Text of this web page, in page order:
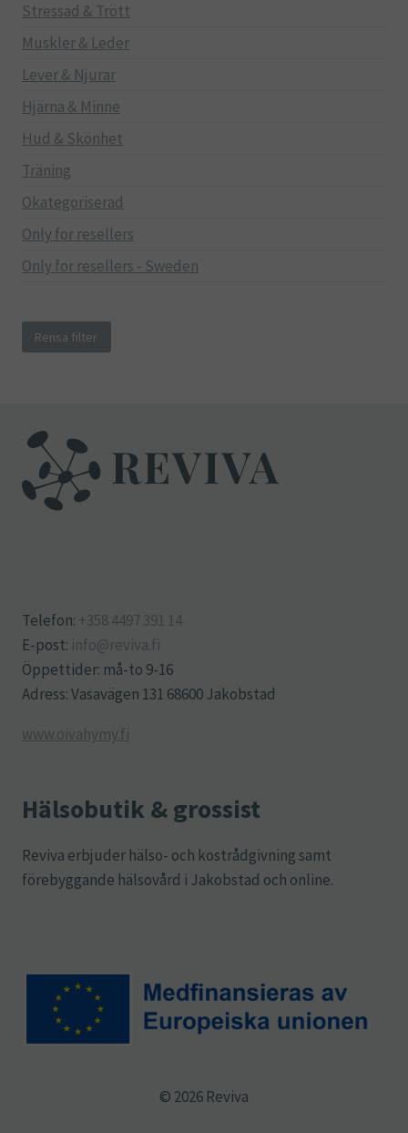
Stressad & Trött
Muskler & Leder
Lever & Njurar
Hjärna & Minne
Hud & Skönhet
Träning
Okategoriserad
Only for resellers
Only for resellers - Sweden
Rensa filter
Telefon: +358 4497 391 14
E-post: info@reviva.fi
Öppettider: må-to 9-16
Adress: Vasavägen 131 68600 Jakobstad
www.oivahymy.fi
Hälsobutik & grossist
Reviva erbjuder hälso- och kostrådgivning samt
förebyggande hälsovård i Jakobstad och online.
© 2026 Reviva